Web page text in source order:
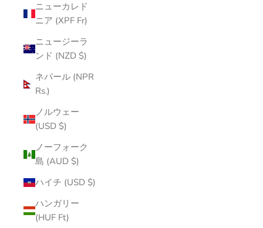
ニューカレド
ニア (XPF Fr)
ニュージーラ
ンド (NZD $)
ネパール (NPR
Rs.)
ノルウェー
(USD $)
ノーフォーク
島 (AUD $)
ハイチ (USD $)
ハンガリー
(HUF Ft)